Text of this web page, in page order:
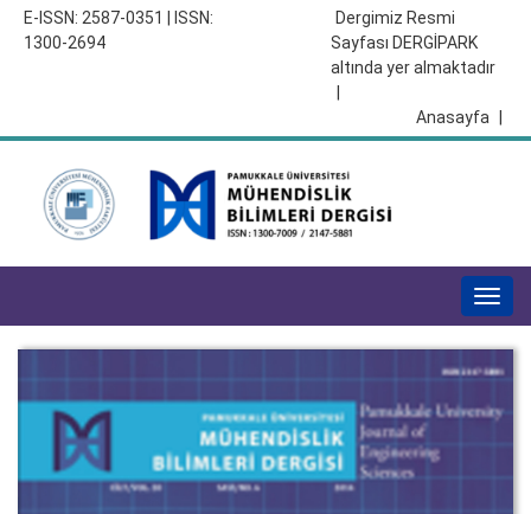
E-ISSN: 2587-0351 | ISSN:
1300-2694
Dergimiz Resmi
Sayfası DERGİPARK
altında yer almaktadır
Anasayfa